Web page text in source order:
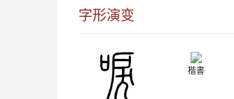
字形演变
楷書